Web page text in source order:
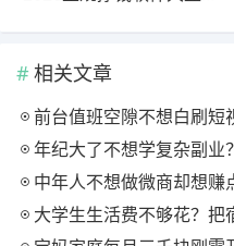
相关文章
前台值班空隙不想白刷短视频
年纪大了不想学复杂副业？早上
中年人不想做微商却想赚点健康
大学生生活费不够花？把宿舍